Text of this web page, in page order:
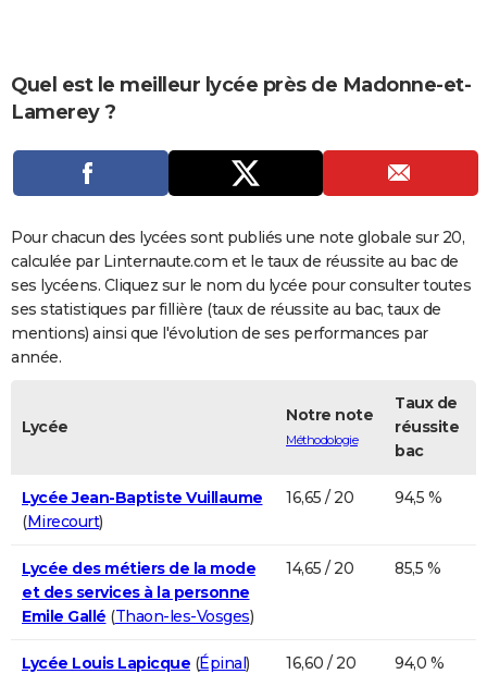
Carte de Noël
Carte Bonne année
Carte Saint-Valentin
Carte Pâques
Carte d'anniversaire
DICTIONNAIRE
Dictionnaire
Biographies
Citations
Expressions
Proverbes
PROGRAMME TV
COPAINS D'AVANT
S'inscrire
Se connecter
Lycées
Collèges
Primaires
Universités
Entreprises
Service militaire
Avis de recherche
AVIS DE DÉCÈS
FORUM
Bricolage
Lifestyle
Culture
Television
Voyage
Cinema
Quel est le meilleur lycée près de Madonne-et-
Lamerey ?
Pour chacun des lycées sont publiés une note globale sur 20,
calculée par Linternaute.com et le taux de réussite au bac de
ses lycéens. Cliquez sur le nom du lycée pour consulter toutes
ses statistiques par fillière (taux de réussite au bac, taux de
mentions) ainsi que l'évolution de ses performances par
année.
Lycée
Notre note
Méthodologie
Taux de
réussite
bac
Lycée Jean-Baptiste Vuillaume
(Mirecourt)
16,65 / 20 94,5 %
Lycée des métiers de la mode
et des services à la personne
Emile Gallé (Thaon-les-Vosges)
14,65 / 20 85,5 %
Lycée Louis Lapicque (Épinal) 16,60 / 20 94,0 %